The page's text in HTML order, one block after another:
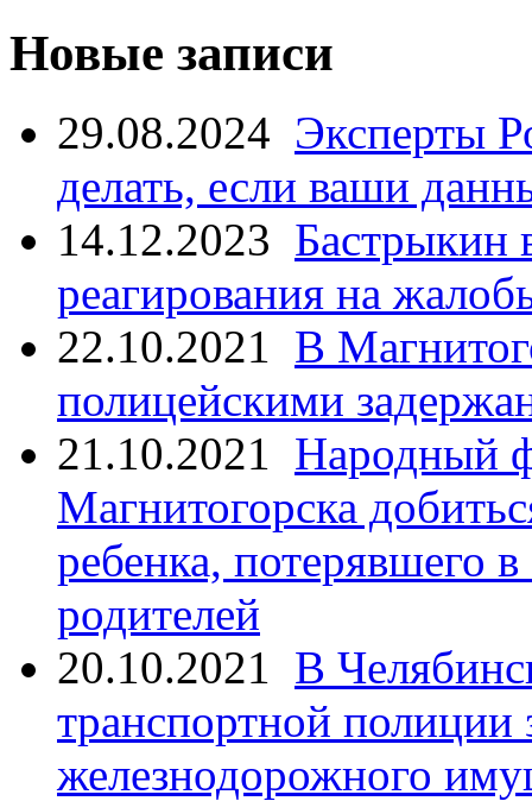
Новые записи
29.08.2024 Эксперты
делать, если ваши
14.12.2023 Бастрыкин
реагирования на
22.10.2021 В
полицейскими
21.10.2021 Народный
Магнитогорска
ребенка, потерявшего
родителей
20.10.2021 В
транспортной
железнодорожного